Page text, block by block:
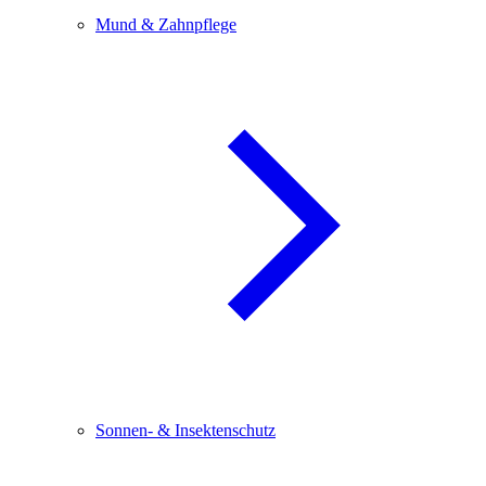
Mund & Zahnpflege
Sonnen- & Insektenschutz